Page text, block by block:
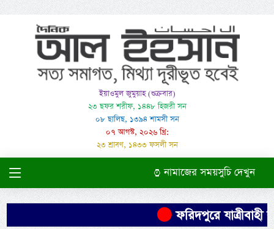
ইয়াওমুল জুমুয়াহ (শুক্রবার)
২৩ ছফর শরীফ, ১৪৪৮ হিজরী সন
০৮ ছালিছ, ১৩৯৪ শামসী সন
০৭ আগস্ট, ২০২৬ খ্রি:
২৩ শ্রাবণ, ১৪৩৩ ফসলী সন
নামাজের সময়সুচি দেখুন
ফরিদপুরে যাত্রীবাহী